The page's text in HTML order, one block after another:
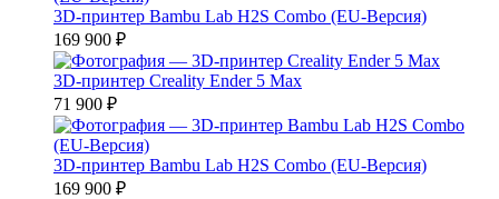
3D-принтер Bambu Lab H2S Combo (EU-Версия)
169 900 ₽
3D-принтер Creality Ender 5 Max
71 900 ₽
3D-принтер Bambu Lab H2S Combo (EU-Версия)
169 900 ₽